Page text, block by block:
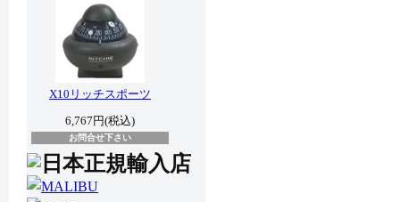
X10リッチスポーツ
6,767円(税込)
お問合せ下さい